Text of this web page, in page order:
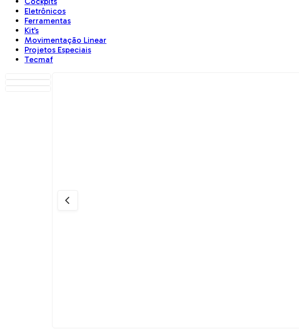
Eletrônicos
Ferramentas
Kit’s
Movimentação Linear
Projetos Especiais
Tecmaf